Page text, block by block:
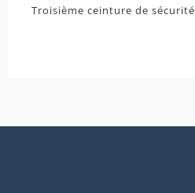
Troisième ceinture de sécurité